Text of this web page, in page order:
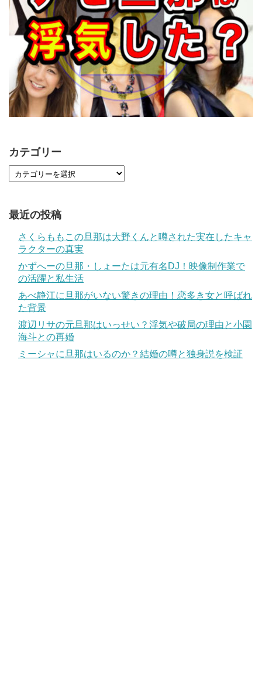
カテゴリー
最近の投稿
さくらももこの旦那は大野くんと噂された実在したキャ
ラクターの真実
かずへーの旦那・しょーたは元有名DJ！映像制作業で
の活躍と私生活
あべ静江に旦那がいない驚きの理由！恋多き女と呼ばれ
た背景
渡辺リサの元旦那はいっせい？浮気や破局の理由と小園
海斗との再婚
ミーシャに旦那はいるのか？結婚の噂と独身説を検証